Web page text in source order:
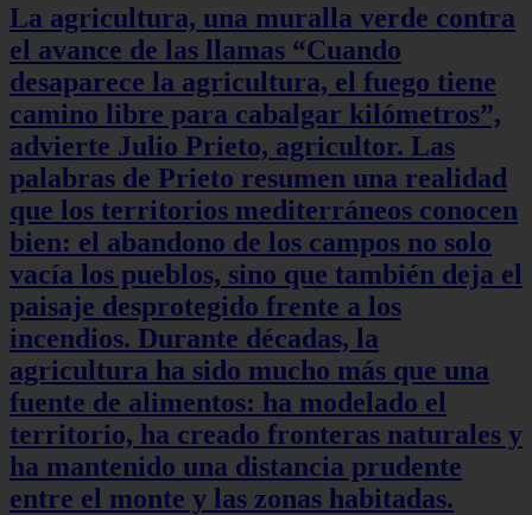
La agricultura, una muralla verde contra
el avance de las llamas “Cuando
desaparece la agricultura, el fuego tiene
camino libre para cabalgar kilómetros”,
advierte Julio Prieto, agricultor. Las
palabras de Prieto resumen una realidad
que los territorios mediterráneos conocen
bien: el abandono de los campos no solo
vacía los pueblos, sino que también deja el
paisaje desprotegido frente a los
incendios. Durante décadas, la
agricultura ha sido mucho más que una
fuente de alimentos: ha modelado el
territorio, ha creado fronteras naturales y
ha mantenido una distancia prudente
entre el monte y las zonas habitadas.